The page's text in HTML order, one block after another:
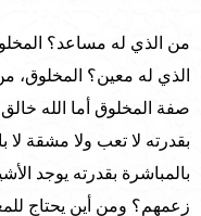
من الذي له مساعد؟
الذي له معين؟ المخلوق،
صفة المخلوق أما الله
بقدرته لا تعب ولا مشقة لا
بالمباشرة بقدرته يوجد
زعمهم؟ ومن أين يحتاج